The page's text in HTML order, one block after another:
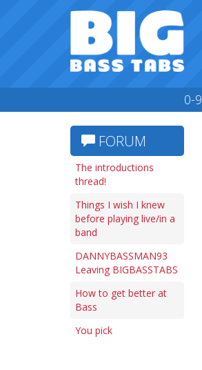
0-9
FORUM
The introductions
thread!
Things I wish I knew
before playing live/in a
band
DANNYBASSMAN93
Leaving BIGBASSTABS
How to get better at
Bass
You pick